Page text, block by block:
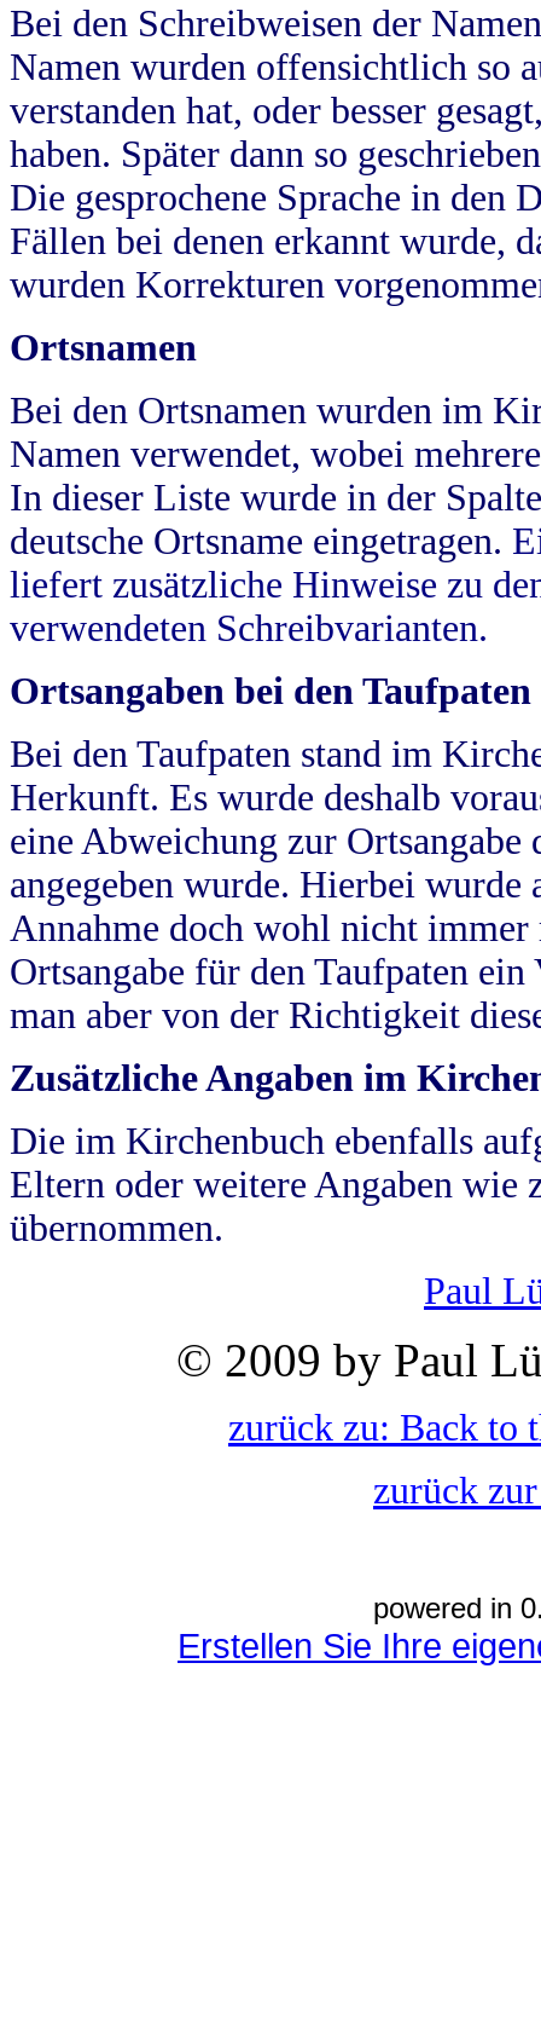
Bei den Schreibweisen der
Namen wurden offensichtlich so
verstanden hat, oder besser
haben. Später dann so
Die gesprochene Sprache in
Fällen bei denen erkannt wurde,
wurden Korrekturen
Ortsnamen
Bei den Ortsnamen wurden im
Namen verwendet, wobei
In dieser Liste wurde in der
deutsche Ortsname eingetragen.
liefert zusätzliche Hinweise zu
verwendeten Schreibvarianten.
Ortsangaben bei den Taufpaten
Bei den Taufpaten stand im
Herkunft. Es wurde deshalb
eine Abweichung zur
angegeben wurde. Hierbei wurde
Annahme doch wohl nicht
Ortsangabe für den Taufpaten
man aber von der Richtigkeit
Zusätzliche Angaben im
Die im Kirchenbuch ebenfalls
Eltern oder weitere Angaben wie
übernommen.
Paul
© 2009 by Paul
zurück zu: Back to
zurück
powered in
Erstellen Sie Ihre